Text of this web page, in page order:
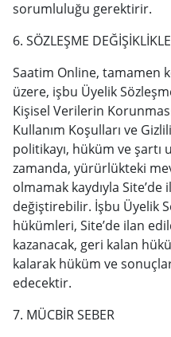
sorumluluğu gerektirir.
6. SÖZLEŞME
Saatim Online, tamamen
üzere, işbu Üyelik
Kişisel Verilerin
Kullanım Koşulları ve
politikayı, hüküm ve
zamanda, yürürlükteki
olmamak kaydıyla
değiştirebilir. İşbu Üyelik
hükümleri, Site’de ilan
kazanacak, geri kalan
kalarak hüküm ve
edecektir.
7. MÜCBİR SEBER